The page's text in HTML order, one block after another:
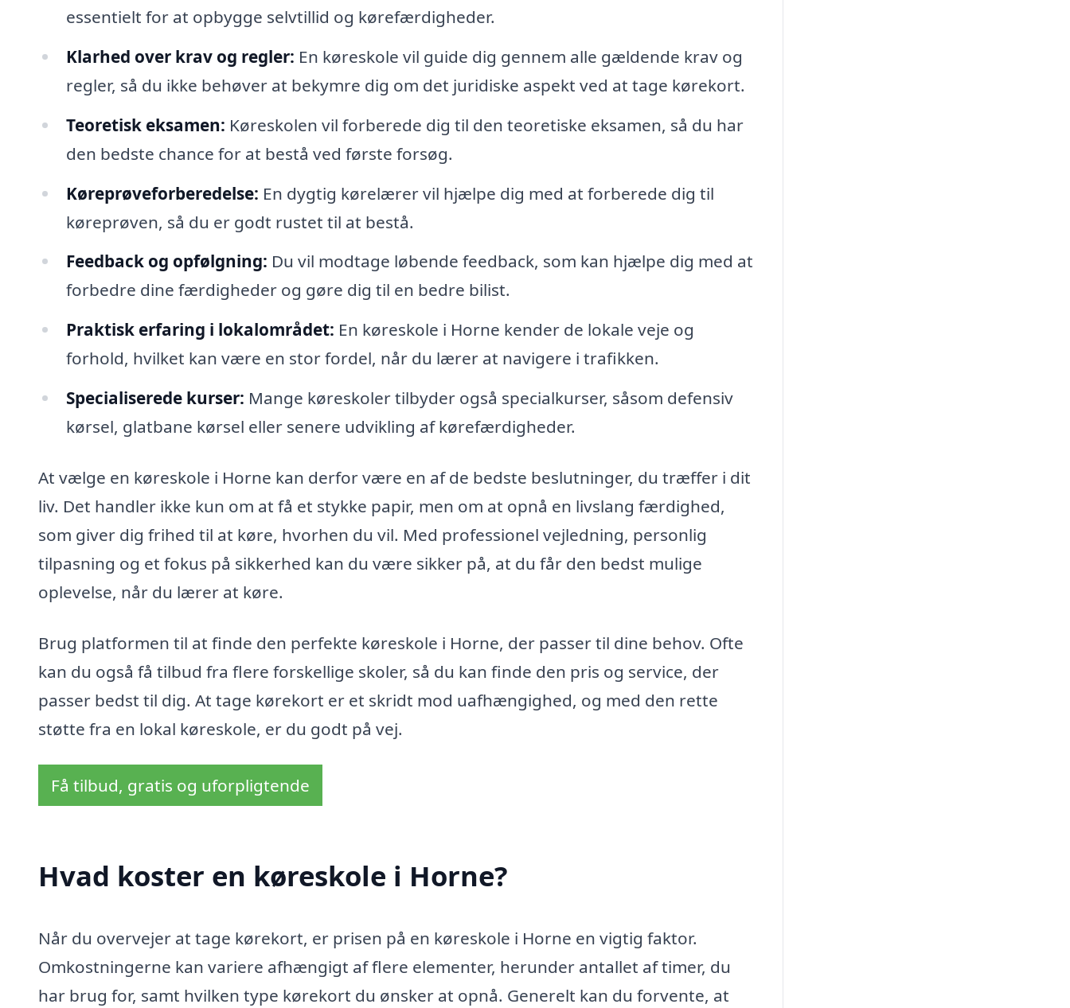
essentielt for at opbygge selvtillid og kørefærdigheder.
Klarhed over krav og regler: En køreskole vil guide dig gennem alle gældende krav og
regler, så du ikke behøver at bekymre dig om det juridiske aspekt ved at tage kørekort.
Teoretisk eksamen: Køreskolen vil forberede dig til den teoretiske eksamen, så du har
den bedste chance for at bestå ved første forsøg.
Køreprøveforberedelse: En dygtig kørelærer vil hjælpe dig med at forberede dig til
køreprøven, så du er godt rustet til at bestå.
Feedback og opfølgning: Du vil modtage løbende feedback, som kan hjælpe dig med at
forbedre dine færdigheder og gøre dig til en bedre bilist.
Praktisk erfaring i lokalområdet: En køreskole i Horne kender de lokale veje og
forhold, hvilket kan være en stor fordel, når du lærer at navigere i trafikken.
Specialiserede kurser: Mange køreskoler tilbyder også specialkurser, såsom defensiv
kørsel, glatbane kørsel eller senere udvikling af kørefærdigheder.
At vælge en køreskole i Horne kan derfor være en af de bedste beslutninger, du træffer i dit
liv. Det handler ikke kun om at få et stykke papir, men om at opnå en livslang færdighed,
som giver dig frihed til at køre, hvorhen du vil. Med professionel vejledning, personlig
tilpasning og et fokus på sikkerhed kan du være sikker på, at du får den bedst mulige
oplevelse, når du lærer at køre.
Brug platformen til at finde den perfekte køreskole i Horne, der passer til dine behov. Ofte
kan du også få tilbud fra flere forskellige skoler, så du kan finde den pris og service, der
passer bedst til dig. At tage kørekort er et skridt mod uafhængighed, og med den rette
støtte fra en lokal køreskole, er du godt på vej.
Få tilbud, gratis og uforpligtende
Hvad koster en køreskole i Horne?
Når du overvejer at tage kørekort, er prisen på en køreskole i Horne en vigtig faktor.
Omkostningerne kan variere afhængigt af flere elementer, herunder antallet af timer, du
har brug for, samt hvilken type kørekort du ønsker at opnå. Generelt kan du forvente, at